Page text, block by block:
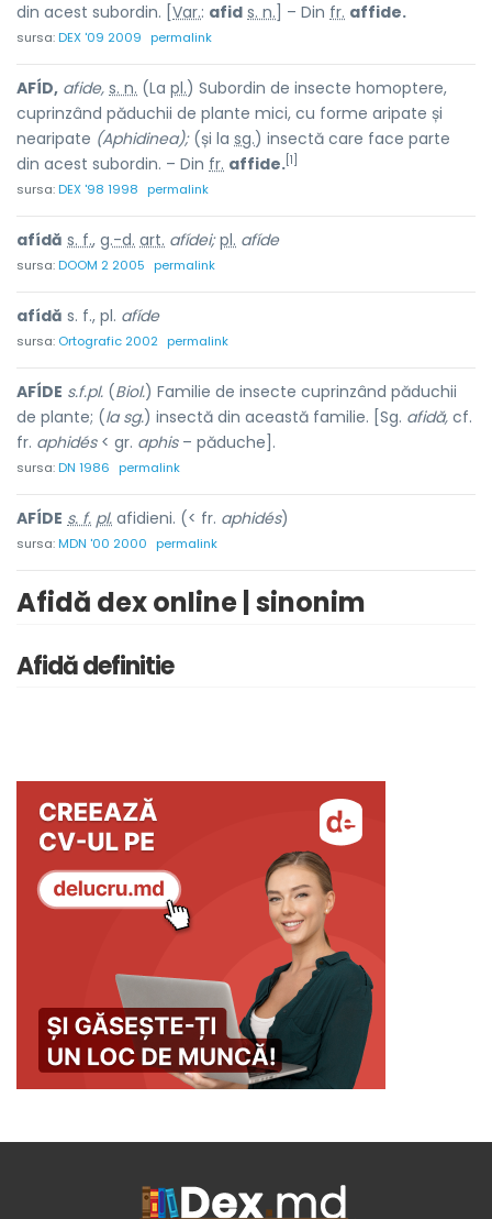
din acest subordin. [ Var.: afid s. n. ] – Din fr. affide.
sursa:DEX '09 2009 permalink
AFÍD, afide, s. n. (La pl.) Subordin de insecte homoptere,
cuprinzând păduchii de plante mici, cu forme aripate și
nearipate (Aphidinea);(și la sg.) insectă care face parte
din acest subordin. – Din fr. affide. [1]
sursa:DEX '98 1998 permalink
afídă s. f., g.-d. art. afídei; pl. afíde
sursa:DOOM 2 2005 permalink
afídă s. f., pl. afíde
sursa: Ortografic 2002 permalink
AFÍDE s.f.pl. (Biol.) Familie de insecte cuprinzând păduchii
de plante; (la sg.) insectă din această familie. [Sg. afidă, cf.
fr. aphidés< gr. aphis– păduche].
sursa:DN 1986 permalink
AFÍDE s. f. pl. afidieni. (< fr. aphidés)
sursa:MDN '00 2000 permalink
Afidă dex online | sinonim
Afidă definitie